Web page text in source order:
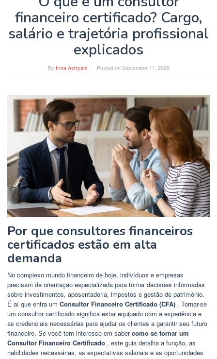
financeiro certificado? Cargo,
salário e trajetória profissional
explicados
By Irma Astryani Posted onSeptember 11, 2025
Por que consultores financeiros
certificados estão em alta
demanda
No complexo mundo financeiro de hoje, indivíduos e empresas
precisam de orientação especializada para tomar decisões informadas
sobre investimentos, aposentadoria, impostos e gestão de patrimônio.
É aí que entra um Consultor Financeiro Certificado (CFA) . Tornar-se
um consultor certificado significa estar equipado com a experiência e
as credenciais necessárias para ajudar os clientes a garantir seu futuro
financeiro. Se você tem interesse em sabercomo se tornar um
Consultor Financeiro Certificado , este guia detalha a função, as
habilidades necessárias, as expectativas salariais e as oportunidades